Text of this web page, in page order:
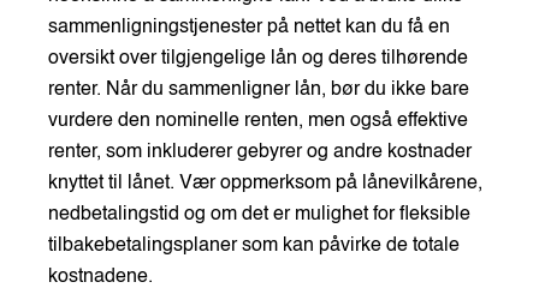
sammenligningstjenester på nettet kan du få en
oversikt over tilgjengelige lån og deres tilhørende
renter. Når du sammenligner lån, bør du ikke bare
vurdere den nominelle renten, men også effektive
renter, som inkluderer gebyrer og andre kostnader
knyttet til lånet. Vær oppmerksom på lånevilkårene,
nedbetalingstid og om det er mulighet for fleksible
tilbakebetalingsplaner som kan påvirke de totale
kostnadene.